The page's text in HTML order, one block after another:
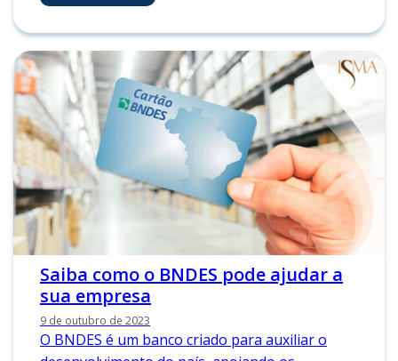
Saiba como o BNDES pode ajudar a
sua empresa
9 de outubro de 2023
O BNDES é um banco criado para auxiliar o